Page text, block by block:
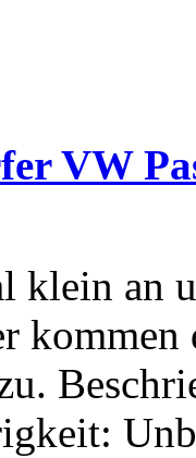
VW
klein an
kommen